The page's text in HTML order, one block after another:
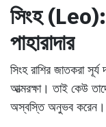
সিংহ
পাহারাদার
সিংহ রাশির জাতকরা
আত্মরক্ষা। তাই কেউ
অস্বস্তি অনুভব করেন।